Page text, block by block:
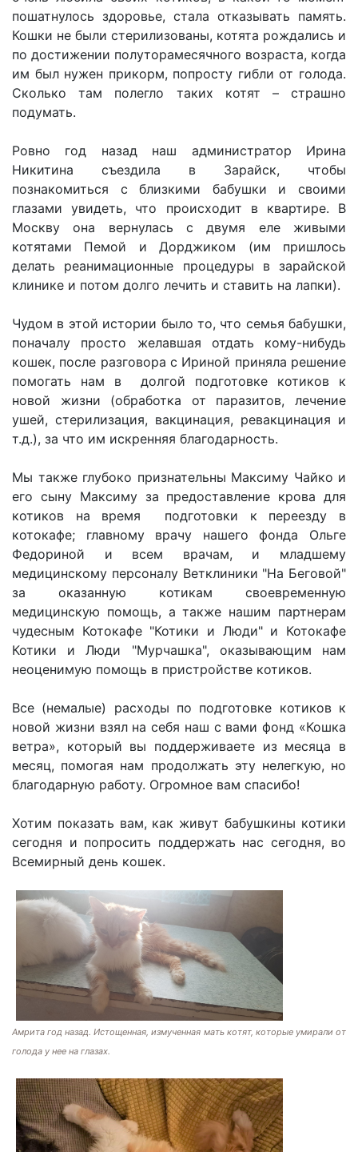
пошатнулось здоровье, стала отказывать память.
Кошки не были стерилизованы, котята рождались и
по достижении полуторамесячного возраста, когда
им был нужен прикорм, попросту гибли от голода.
Сколько там полегло таких котят – страшно
подумать.
Ровно год назад наш администратор Ирина
Никитина съездила в Зарайск, чтобы
познакомиться с близкими бабушки и своими
глазами увидеть, что происходит в квартире. В
Москву она вернулась с двумя еле живыми
котятами Пемой и Дорджиком (им пришлось
делать реанимационные процедуры в зарайской
клинике и потом долго лечить и ставить на лапки).
Чудом в этой истории было то, что семья бабушки,
поначалу просто желавшая отдать кому-нибудь
кошек, после разговора с Ириной приняла решение
помогать нам в долгой подготовке котиков к
новой жизни (обработка от паразитов, лечение
ушей, стерилизация, вакцинация, ревакцинация и
т.д.), за что им искренняя благодарность.
Мы также глубоко признательны Максиму Чайко и
его сыну Максиму за предоставление крова для
котиков на время подготовки к переезду в
котокафе; главному врачу нашего фонда Ольге
Федориной и всем врачам, и младшему
медицинскому персоналу Ветклиники "На Беговой"
за оказанную котикам своевременную
медицинскую помощь, а также нашим партнерам
чудесным Котокафе "Котики и Люди" и Котокафе
Котики и Люди "Мурчашка", оказывающим нам
неоценимую помощь в пристройстве котиков.
Все (немалые) расходы по подготовке котиков к
новой жизни взял на себя наш с вами фонд «Кошка
ветра», который вы поддерживаете из месяца в
месяц, помогая нам продолжать эту нелегкую, но
благодарную работу. Огромное вам спасибо!
Хотим показать вам, как живут бабушкины котики
сегодня и попросить поддержать нас сегодня, во
Всемирный день кошек.
Амрита год назад. Истощенная, измученная мать котят, которые умирали от
голода у нее на глазах.